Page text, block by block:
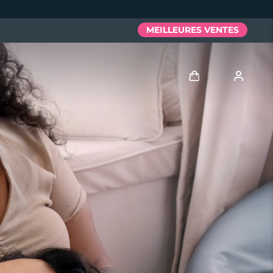
MEILLEURES VENTES
Se connecter
Profil de l'utilisateur
Mes appareils
Mes commandes
Mes adresses
Mes abonnements